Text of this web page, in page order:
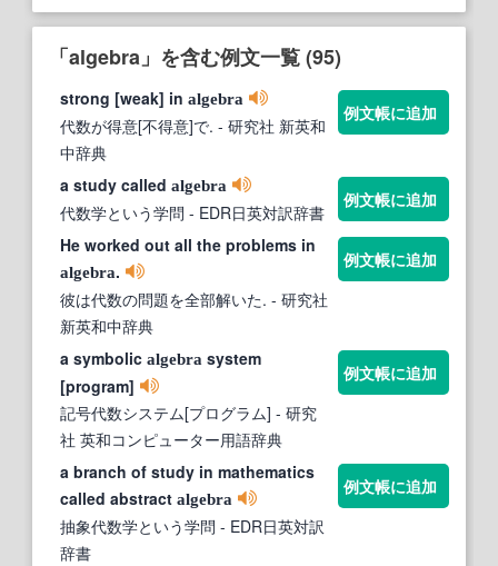
「algebra」を含む例文一覧 (95)
strong [weak] in algebra
代数が得意[不得意]で. - 研究社 新英和
中辞典
例文帳に追加
a study called algebra
代数学という学問 - EDR日英対訳辞書
例文帳に追加
He worked out all the problems in
algebra.
彼は代数の問題を全部解いた. - 研究社
新英和中辞典
例文帳に追加
a symbolic algebra system
[program]
記号代数システム[プログラム] - 研究
社 英和コンピューター用語辞典
例文帳に追加
a branch of study in mathematics
called abstract algebra
抽象代数学という学問 - EDR日英対訳
辞書
例文帳に追加